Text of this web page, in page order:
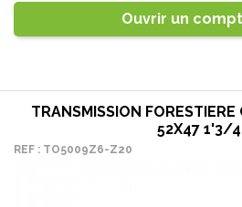
Ouvrir un
TRANSMISSION
52X47 1'3/
REF : TO5009Z6-Z20